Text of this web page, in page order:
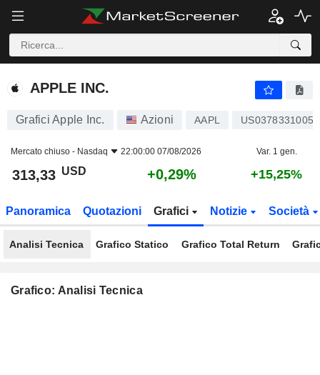
APPLE INC.
APPLE INC.
Grafici Apple Inc. Azioni AAPL US0378331005
Mercato chiuso - Nasdaq 22:00:00 07/08/2026 Var. 1 gen.
313,33 USD +0,29% +15,25%
Panoramica Quotazioni Grafici Notizie Società
Analisi Tecnica Grafico Statico Grafico Total Return
Grafico: Analisi Tecnica